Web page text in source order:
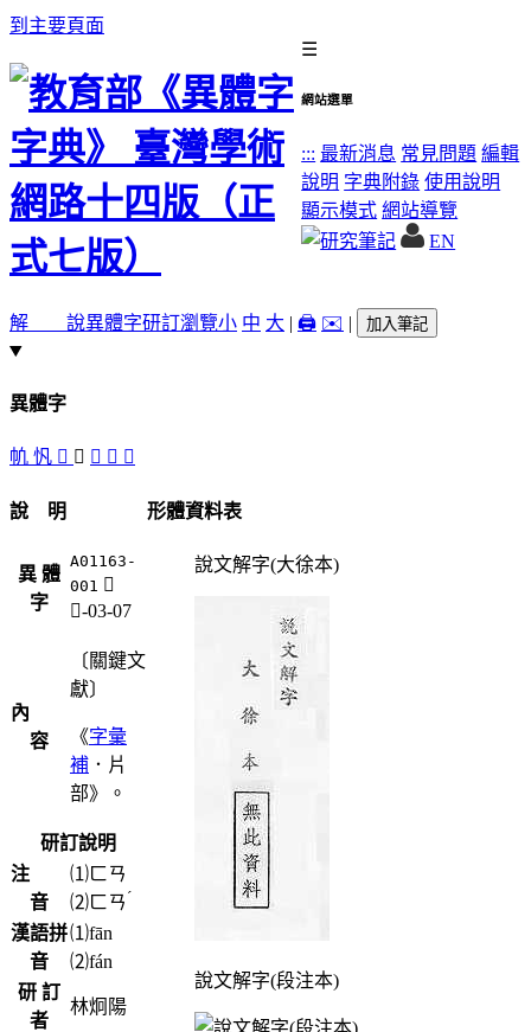
到主要頁面
☰
網站選單
::: 最新消息 常見問題 編輯
說明 字典附錄 使用說明
顯示模式 網站導覽
EN
解 說異體字研訂瀏覽小 中 大 | 🖨️ ✉️ | 加入筆記
異體字
㠶 忛 󱫆 𤖫 䑺 𩗋 颿
說 明
異 體
字
A01163-
001 𤖫
片-03-07
內
容
〔關鍵文
獻〕
《字彙
補 ．片
部》。
研訂說明
注
音
⑴ㄈㄢ
⑵ㄈㄢ ˊ
漢語拼
音
⑴fān
⑵fán
研 訂
者
林炯陽
形體資料表
說文解字(大徐本)
說文解字(段注本)